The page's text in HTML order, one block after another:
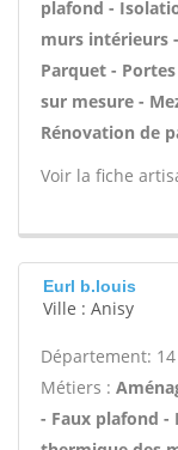
plafond -
murs intérieurs
Parquet -
sur mesure -
Rénovation de
Voir la fiche
Eurl b.louis
Ville : Anisy
Département: 14
Métiers :
- Faux plafond